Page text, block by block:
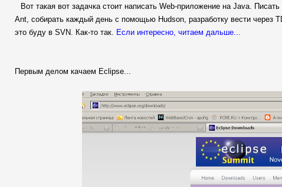
Вот такая вот задачка стоит написать Web-приложение на Java.
Ant, собирать каждый день с помощью Hudson, разработку вести через
это буду в SVN. Как-то так. Если интересно, читаем дальше...
Первым делом качаем Eclipse...